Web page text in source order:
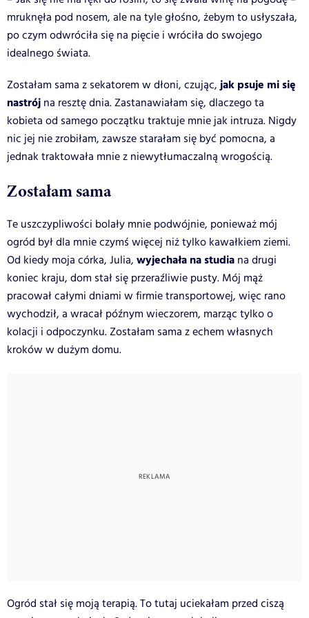
mruknęła pod nosem, ale na tyle głośno, żebym to usłyszała,
po czym odwróciła się na pięcie i wróciła do swojego
idealnego świata.
Zostałam sama z sekatorem w dłoni, czując,jak psuje mi się
nastrój na resztę dnia. Zastanawiałam się, dlaczego ta
kobieta od samego początku traktuje mnie jak intruza. Nigdy
nic jej nie zrobiłam, zawsze starałam się być pomocna, a
jednak traktowała mnie z niewytłumaczalną wrogością.
Zostałam sama
Te uszczypliwości bolały mnie podwójnie, ponieważ mój
ogród był dla mnie czymś więcej niż tylko kawałkiem ziemi.
Od kiedy moja córka, Julia, wyjechała na studia na drugi
koniec kraju, dom stał się przeraźliwie pusty. Mój mąż
pracował całymi dniami w firmie transportowej, więc rano
wychodził, a wracał późnym wieczorem, marząc tylko o
kolacji i odpoczynku. Zostałam sama z echem własnych
kroków w dużym domu.
Ogród stał się moją terapią. To tutaj uciekałam przed ciszą